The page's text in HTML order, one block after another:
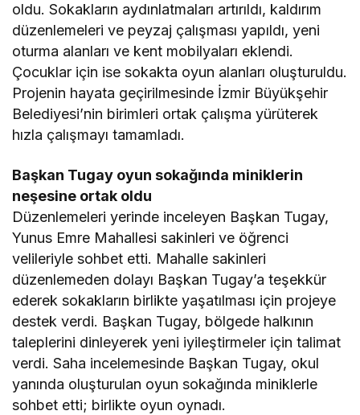
oldu. Sokakların aydınlatmaları artırıldı, kaldırım
düzenlemeleri ve peyzaj çalışması yapıldı, yeni
oturma alanları ve kent mobilyaları eklendi.
Çocuklar için ise sokakta oyun alanları oluşturuldu.
Projenin hayata geçirilmesinde İzmir Büyükşehir
Belediyesi’nin birimleri ortak çalışma yürüterek
hızla çalışmayı tamamladı.
Başkan Tugay oyun sokağında miniklerin
neşesine ortak oldu
Düzenlemeleri yerinde inceleyen Başkan Tugay,
Yunus Emre Mahallesi sakinleri ve öğrenci
velileriyle sohbet etti. Mahalle sakinleri
düzenlemeden dolayı Başkan Tugay’a teşekkür
ederek sokakların birlikte yaşatılması için projeye
destek verdi. Başkan Tugay, bölgede halkının
taleplerini dinleyerek yeni iyileştirmeler için talimat
verdi. Saha incelemesinde Başkan Tugay, okul
yanında oluşturulan oyun sokağında miniklerle
sohbet etti; birlikte oyun oynadı.